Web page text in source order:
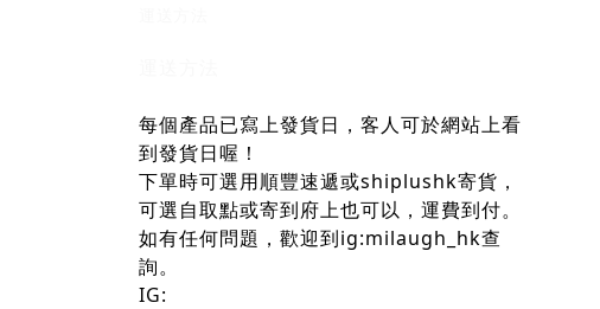
每個產品已寫上發貨日，客人可於網站上看
到發貨日喔！
下單時可選用順豐速遞或shiplushk寄貨，
可選自取點或寄到府上也可以，運費到付。
如有任何問題，歡迎到ig:milaugh_hk查
詢。
IG: